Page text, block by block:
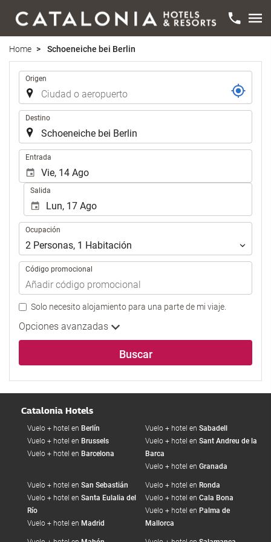
Home Schoeneiche bei Berlin
Trayecto
Origen
Destino
Entrada
Salida
Ocupación
Ocupación
2 Personas, 1 Habitación
Código promocional
Solo necesito alojamiento para una parte de mi viaje.
Opciones avanzadas
Buscar
Catalonia Hotels
Vuelo + hotel en Berlín
Vuelo + hotel en Brussels
Vuelo + hotel en Barcelona
Vuelo + hotel en Sabadell
Vuelo + hotel en Sant Andreu de la
Barca
Vuelo + hotel en Granada
Vuelo + hotel en San Sebastián
Vuelo + hotel en Santa Eulalia del
Río
Vuelo + hotel en Madrid
Vuelo + hotel en Ronda
Vuelo + hotel en Cala Bona
Vuelo + hotel en Palma de
Mallorca